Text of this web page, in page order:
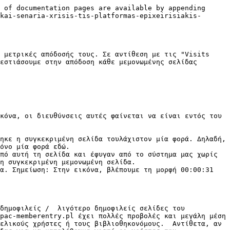
pages are available by appending
kai-senaria-xrisis-tis-platformas-epixeirisiakis-
μετρικές απόδοσής τους. Σε αντίθεση με τις "Visits
στην απόδοση κάθε μεμονωμένης σελίδας
οι διευθύνσεις αυτές φαίνεται να είναι εντός του
η συγκεκριμένη σελίδα τουλάχιστον μία φορά. Δηλαδή,
μία φορά εδώ.
αυτή τη σελίδα και έφυγαν από το σύστημα μας χωρίς
μεμονωμένη σελίδα.
Σημείωση: Στην εικόνα, βλέπουμε τη μορφή 00:00:31
/  λιγότερο δημοφιλείς σελίδες του
memberentry.pl έχει πολλές προβολές και μεγάλη μέση
χρήστες ή τους βιβλιοθηκονόμους.  Αντίθετα, αν